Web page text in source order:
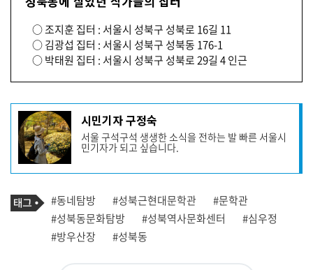
○ 조지훈 집터 : 서울시 성북구 성북로 16길 11
○ 김광섭 집터 : 서울시 성북구 성북동 176-1
○ 박태원 집터 : 서울시 성북구 성북로 29길 4 인근
기
사
작
성
자
프
필
시민기자 구정숙
서울 구석구석 생생한 소식을 전하는 발 빠른 서울시
민기자가 되고 싶습니다.
기
사
관
련
태
태
그
#동네탐방 #성북근현대문학관
#문학관
#성북동문화탐방
#성북역사문화센터
#심우정
#방우산장
#성북동